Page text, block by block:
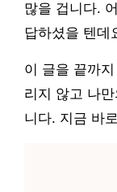
많을 겁니다.
답하셨을 텐데
이 글을 끝까
리지 않고 나
니다. 지금 바